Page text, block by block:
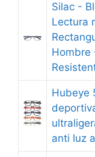
Silac -
Lectura
Hombre
Hubeye
anti luz